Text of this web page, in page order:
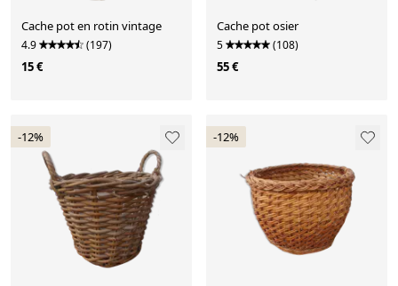
Cache pot en rotin vintage
4.9 (197)
15 €
Cache pot osier
5 (108)
55 €
-12% -12%